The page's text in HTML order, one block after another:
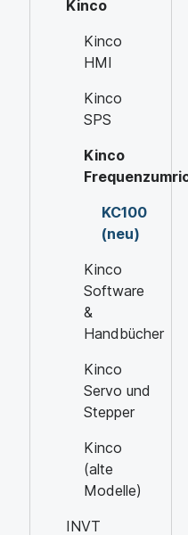
Kinco
Kinco
HMI
Kinco
SPS
Kinco
KC100
(neu)
Kinco
Software
&
Handbücher
Kinco
Servo und
Stepper
Kinco
(alte
Modelle)
INVT